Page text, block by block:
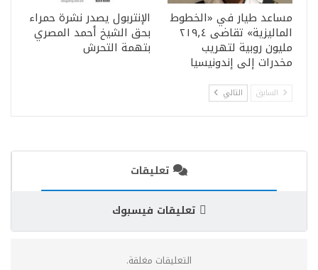
مساعد طيار في «الخطوط
الماليزية» تقاضى ٢١٩٫٤
مليون روبية لتهريب
مخدرات إلى إندونيسيا
الإنتربول يصدر نشرة حمراء
بحق الشيخ أحمد المصري
بتهمة التحرش
السابق التالي
تعليقات
تعليقات فيسبوك
التعليقات مغلقة.